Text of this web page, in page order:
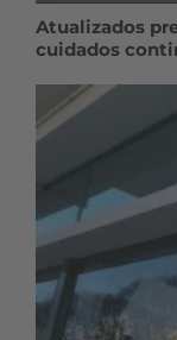
Atualizados
cuidados